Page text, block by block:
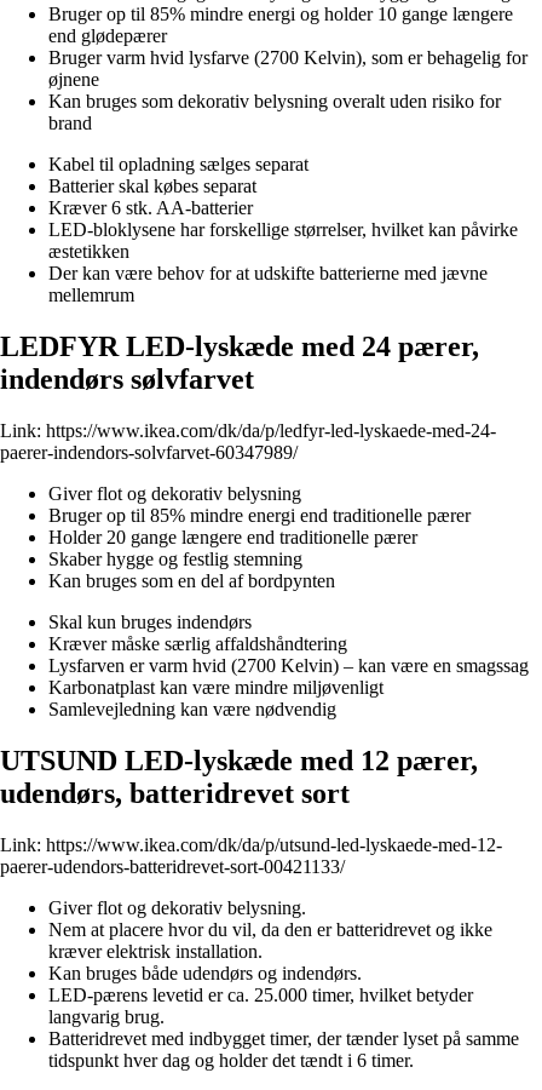
Bruger op til 85% mindre energi og holder 10 gange længere
end glødepærer
Bruger varm hvid lysfarve (2700 Kelvin), som er behagelig for
øjnene
Kan bruges som dekorativ belysning overalt uden risiko for
brand
Kabel til opladning sælges separat
Batterier skal købes separat
Kræver 6 stk. AA-batterier
LED-bloklysene har forskellige størrelser, hvilket kan påvirke
æstetikken
Der kan være behov for at udskifte batterierne med jævne
mellemrum
LEDFYR LED-lyskæde med 24 pærer,
indendørs sølvfarvet
Link: https://www.ikea.com/dk/da/p/ledfyr-led-lyskaede-med-24-
paerer-indendors-solvfarvet-60347989/
Giver flot og dekorativ belysning
Bruger op til 85% mindre energi end traditionelle pærer
Holder 20 gange længere end traditionelle pærer
Skaber hygge og festlig stemning
Kan bruges som en del af bordpynten
Skal kun bruges indendørs
Kræver måske særlig affaldshåndtering
Lysfarven er varm hvid (2700 Kelvin) – kan være en smagssag
Karbonatplast kan være mindre miljøvenligt
Samlevejledning kan være nødvendig
UTSUND LED-lyskæde med 12 pærer,
udendørs, batteridrevet sort
Link: https://www.ikea.com/dk/da/p/utsund-led-lyskaede-med-12-
paerer-udendors-batteridrevet-sort-00421133/
Giver flot og dekorativ belysning.
Nem at placere hvor du vil, da den er batteridrevet og ikke
kræver elektrisk installation.
Kan bruges både udendørs og indendørs.
LED-pærens levetid er ca. 25.000 timer, hvilket betyder
langvarig brug.
Batteridrevet med indbygget timer, der tænder lyset på samme
tidspunkt hver dag og holder det tændt i 6 timer.